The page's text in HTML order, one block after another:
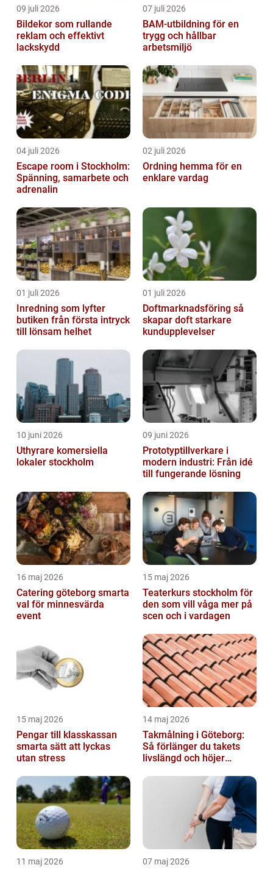
09 juli 2026
Bildekor som rullande
reklam och effektivt
lackskydd
07 juli 2026
BAM-utbildning för en
trygg och hållbar
arbetsmiljö
04 juli 2026
Escape room i Stockholm:
Spänning, samarbete och
adrenalin
02 juli 2026
Ordning hemma för en
enklare vardag
01 juli 2026
Inredning som lyfter
butiken från första intryck
till lönsam helhet
01 juli 2026
Doftmarknadsföring så
skapar doft starkare
kundupplevelser
10 juni 2026
Uthyrare komersiella
lokaler stockholm
09 juni 2026
Prototyptillverkare i
modern industri: Från idé
till fungerande lösning
16 maj 2026
Catering göteborg smarta
val för minnesvärda
event
15 maj 2026
Teaterkurs stockholm för
den som vill våga mer på
scen och i vardagen
15 maj 2026
Pengar till klasskassan
smarta sätt att lyckas
utan stress
14 maj 2026
Takmålning i Göteborg:
Så förlänger du takets
livslängd och höjer
11 maj 2026 07 maj 2026